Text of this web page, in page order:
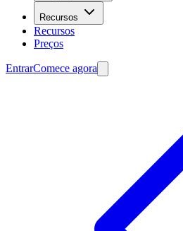
Recursos
Recursos
Preços
EntrarComece agora